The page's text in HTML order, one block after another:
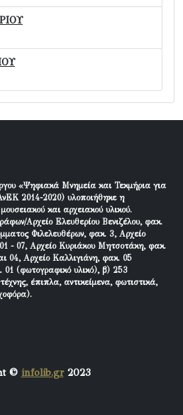
«Ψηφιακά Μνημεία και Τεκμήρια για
2014-2020) υλοποιήθηκε η
και αρχειακού υλικού.
Αρχείο Ελευθερίου Βενιζέλου, φακ.
Φιλελευθέρων, φακ. 3, Αρχείο
- 07, Αρχείο Κυριάκου Μητσοτάκη, φακ.
04, Αρχείο Καλλιγιάνη, φακ. 05
01 (φωτογραφικό υλικό), β) 253
έπιπλα, αντικείμενα, φωτιστικά,
© infolib.gr2023